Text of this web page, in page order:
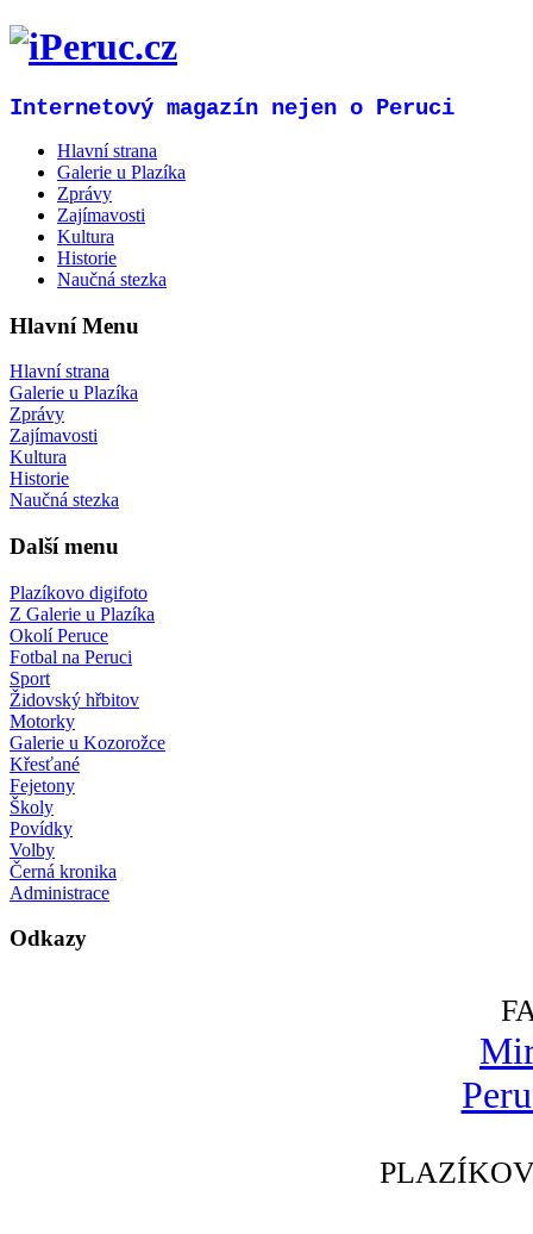
Internetový magazín nejen o Peruci
Hlavní strana
Galerie u Plazíka
Zprávy
Zajímavosti
Kultura
Historie
Naučná stezka
Hlavní Menu
Hlavní strana
Galerie u Plazíka
Zprávy
Zajímavosti
Kultura
Historie
Naučná stezka
Další menu
Plazíkovo digifoto
Z Galerie u Plazíka
Okolí Peruce
Fotbal na Peruci
Sport
Židovský hřbitov
Motorky
Galerie u Kozorožce
Křesťané
Fejetony
Školy
Povídky
Volby
Černá kronika
Administrace
Odkazy